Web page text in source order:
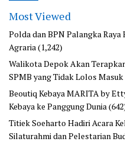
Most Viewed
Polda dan BPN Palangka
Agraria(1,242)
Walikota Depok Akan
SPMB yang Tidak Lolos
Beoutiq Kebaya MARITA by
Kebaya ke Panggung Dunia
Titiek Soeharto Hadiri Acara
Silaturahmi dan Pelestarian